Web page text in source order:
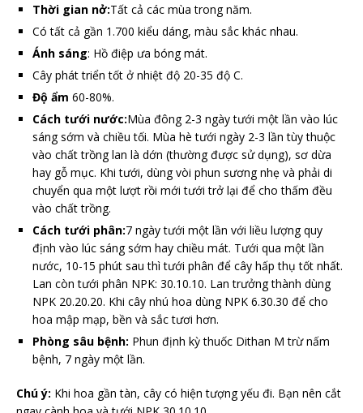
Thời gian nở:Tất cả các mùa trong năm.
Có tất cả gần 1.700 kiểu dáng, màu sắc khác nhau.
Ánh sáng: Hồ điệp ưa bóng mát.
Cây phát triển tốt ở nhiệt độ 20-35 độ C.
Độ ẩm 60-80%.
Cách tưới nước:Mùa đông 2-3 ngày tưới một lần vào lúc
sáng sớm và chiều tối. Mùa hè tưới ngày 2-3 lần tùy thuộc
vào chất trồng lan là dớn (thường được sử dụng), sơ dừa
hay gỗ mục. Khi tưới, dùng vòi phun sương nhẹ và phải di
chuyển qua một lượt rồi mới tưới trở lại để cho thấm đều
vào chất trồng.
Cách tưới phân:7 ngày tưới một lần với liều lượng quy
định vào lúc sáng sớm hay chiều mát. Tưới qua một lần
nước, 10-15 phút sau thì tưới phân để cây hấp thụ tốt nhất.
Lan còn tưới phân NPK: 30.10.10. Lan trưởng thành dùng
NPK 20.20.20. Khi cây nhú hoa dùng NPK 6.30.30 để cho
hoa mập mạp, bền và sắc tươi hơn.
Phòng sâu bệnh: Phun định kỳ thuốc Dithan M trừ nấm
bệnh, 7 ngày một lần.
Chú ý: Khi hoa gần tàn, cây có hiện tượng yếu đi. Bạn nên cắt